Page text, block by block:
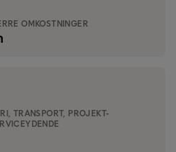
OMKOSTNINGER
TRANSPORT, PROJEKT-